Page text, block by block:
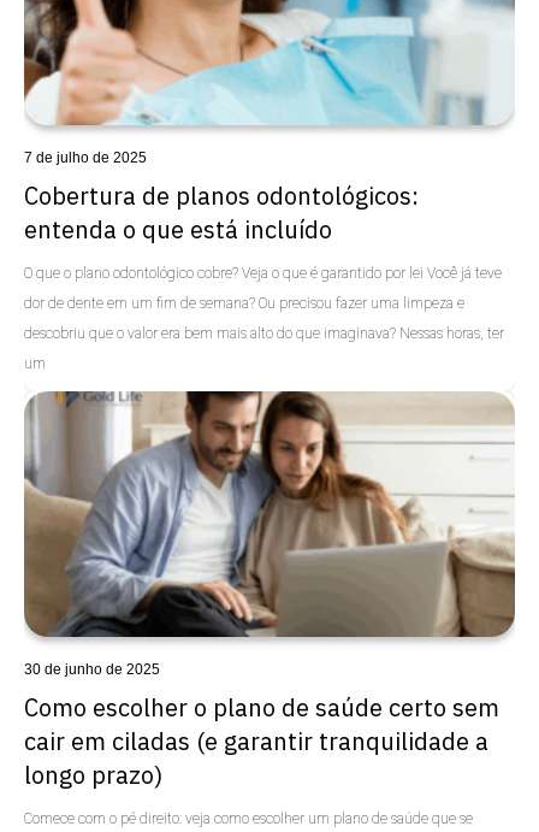
Uncategorized
Cobertura de planos odontológicos:
entenda o que está incluído
O que o plano odontológico cobre? Veja o que é garantido por lei Você já teve
dor de dente em um fim de semana? Ou precisou fazer uma limpeza e
descobriu que o valor era bem mais alto do que imaginava? Nessas horas, ter
um
7 de julho de 2025
Como escolher o plano de saúde certo sem
cair em ciladas (e garantir tranquilidade a
longo prazo)
Comece com o pé direito: veja como escolher um plano de saúde que se
30 de junho de 2025